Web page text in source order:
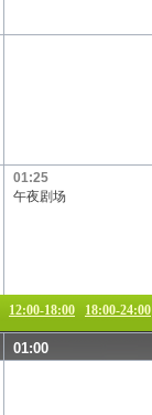
01:25
午夜剧场
12:00-18:00 18:00-24:00
01:00